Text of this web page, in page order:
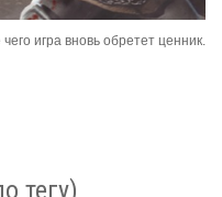
игра вновь обретет ценник.
тегу)